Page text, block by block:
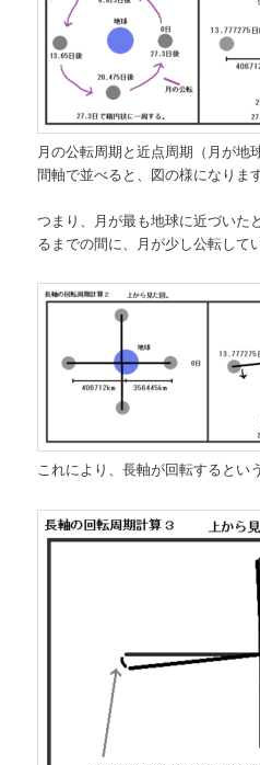
月の公転周期と近点周期（月が地
間軸で並べると、図の様になります
つまり、月が最も地球に近づいた
るまでの間に、月が少し公転して
これにより、長軸が回転するとい